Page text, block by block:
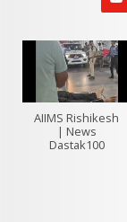
AIIMS Rishikesh
| News
Dastak100